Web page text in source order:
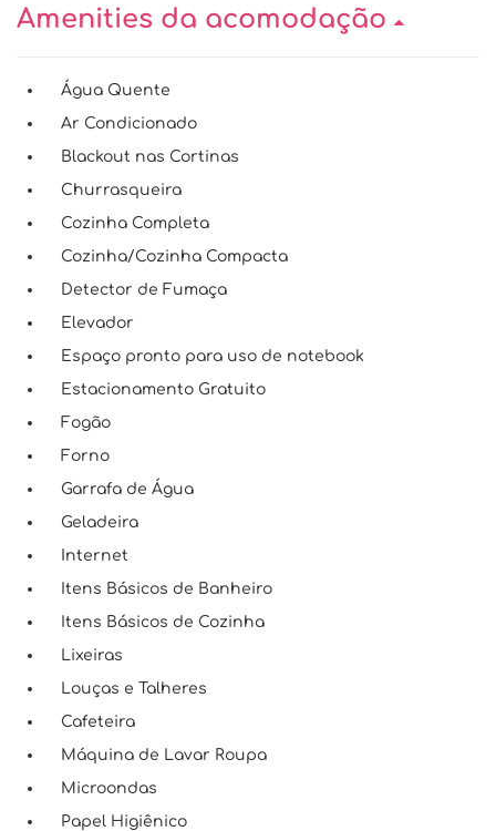
Amenities da acomodação
Água Quente
Ar Condicionado
Blackout nas Cortinas
Churrasqueira
Cozinha Completa
Cozinha/Cozinha Compacta
Detector de Fumaça
Elevador
Espaço pronto para uso de notebook
Estacionamento Gratuito
Fogão
Forno
Garrafa de Água
Geladeira
Internet
Itens Básicos de Banheiro
Itens Básicos de Cozinha
Lixeiras
Louças e Talheres
Cafeteira
Máquina de Lavar Roupa
Microondas
Papel Higiênico